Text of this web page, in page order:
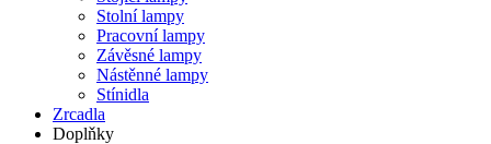
Stolní lampy
Pracovní lampy
Závěsné lampy
Nástěnné lampy
Stínidla
Zrcadla
Doplňky